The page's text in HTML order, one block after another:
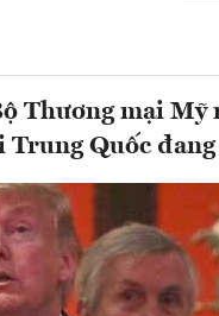
Thương mại Mỹ
Trung Quốc